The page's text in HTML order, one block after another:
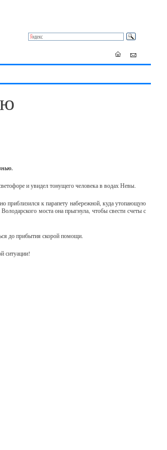
и увидел тонущего человека в водах Невы.
приблизился к парапету набережной, куда утопающую
моста она прыгнула, чтобы свести счеты с
до прибытия скорой помощи.
ситуации!